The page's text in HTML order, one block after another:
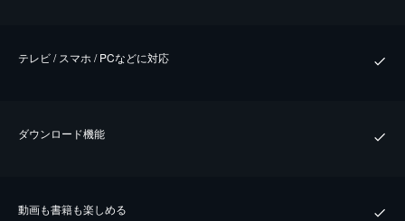
テレビ / スマホ / PCなどに対応
ダウンロード機能
動画も書籍も楽しめる